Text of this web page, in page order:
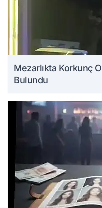
Mezarlıkta Korkunç
Bulundu